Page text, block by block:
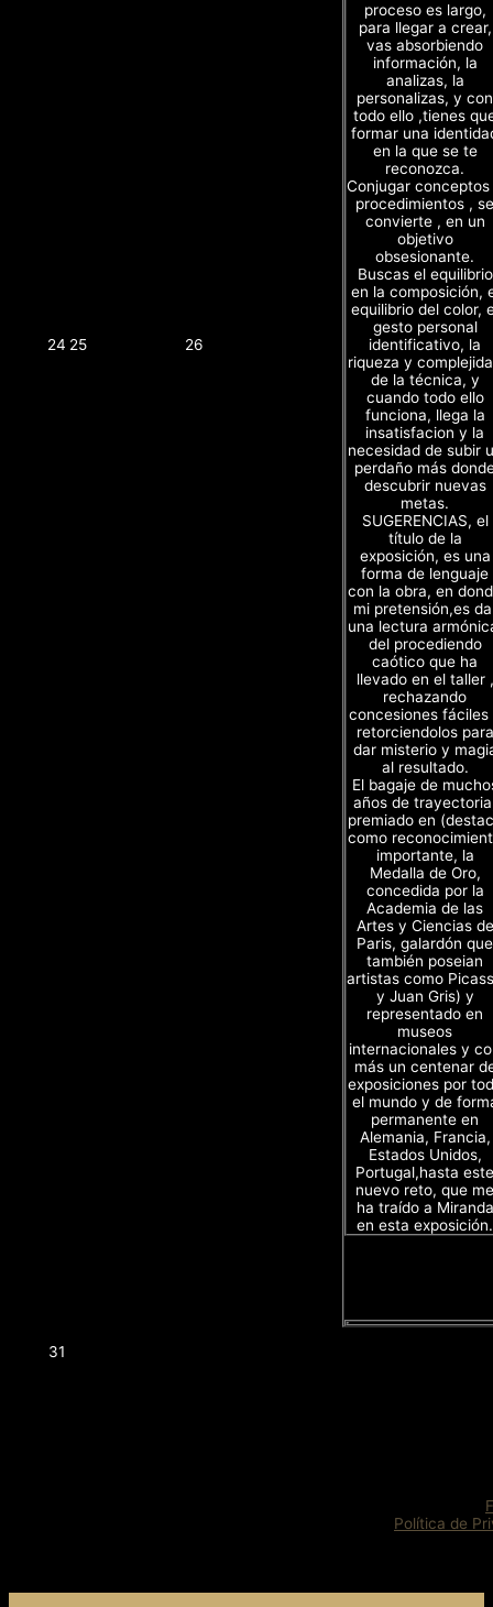
24 25 26
proceso es largo,
para llegar a crear,
vas absorbiendo
información, la
analizas, la
personalizas, y con
todo ello ,tienes
formar una
en la que se te
reconozca.
Conjugar
procedimientos , se
convierte , en un
objetivo
obsesionante.
Buscas el equilibrio
en la composición,
equilibrio del color,
gesto personal
identificativo, la
riqueza y
de la técnica, y
cuando todo ello
funciona, llega la
insatisfacion y la
necesidad de subir
perdaño más
descubrir nuevas
metas.
SUGERENCIAS, el
título de la
exposición, es una
forma de lenguaje
con la obra, en
mi pretensión,es
una lectura
del procediendo
caótico que ha
llevado en el taller ,
rechazando
concesiones fáciles
retorciendolos para
dar misterio y
al resultado.
El bagaje de
años de
premiado en
como
importante, la
Medalla de Oro,
concedida por la
Academia de las
Artes y Ciencias de
Paris, galardón que
también poseian
artistas como
y Juan Gris) y
representado en
museos
internacionales y
más un centenar
exposiciones por
el mundo y de
permanente en
Alemania, Francia,
Estados Unidos,
Portugal,hasta este
nuevo reto, que me
ha traído a Miranda
en esta exposición.
31
Política de